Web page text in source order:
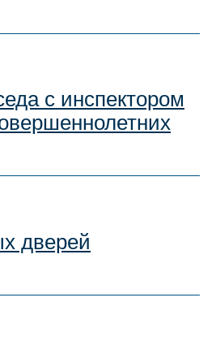
с инспектором
дверей